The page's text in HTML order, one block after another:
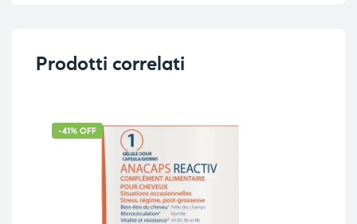
Prodotti correlati
-41% OFF